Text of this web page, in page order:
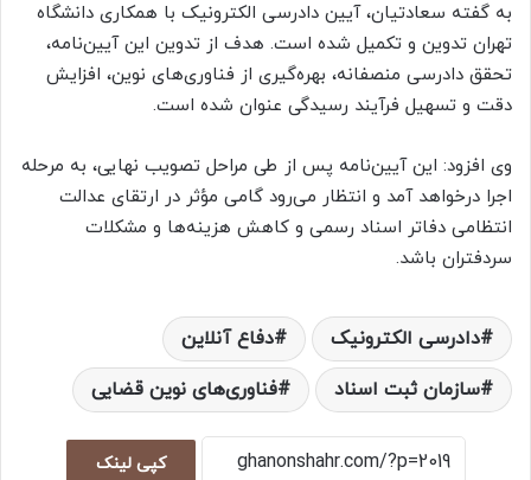
به گفته سعادتیان، آیین دادرسی الکترونیک با همکاری دانشگاه
تهران تدوین و تکمیل شده است. هدف از تدوین این آیین‌نامه،
تحقق دادرسی منصفانه، بهره‌گیری از فناوری‌های نوین، افزایش
دقت و تسهیل فرآیند رسیدگی عنوان شده است.
وی افزود: این آیین‌نامه پس از طی مراحل تصویب نهایی، به مرحله
اجرا درخواهد آمد و انتظار می‌رود گامی مؤثر در ارتقای عدالت
انتظامی دفاتر اسناد رسمی و کاهش هزینه‌ها و مشکلات
سردفتران باشد.
دادرسی الکترونیک
دفاع آنلاین
سازمان ثبت اسناد
فناوری‌های نوین قضایی
کپی لینک